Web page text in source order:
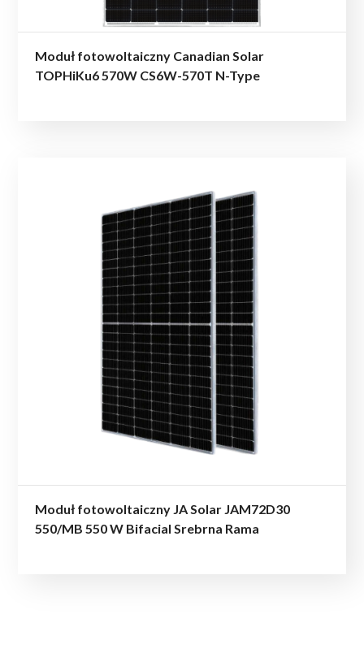
Moduł fotowoltaiczny Canadian Solar
TOPHiKu6 570W CS6W-570T N-Type
Moduł fotowoltaiczny JA Solar JAM72D30
550/MB 550 W Bifacial Srebrna Rama